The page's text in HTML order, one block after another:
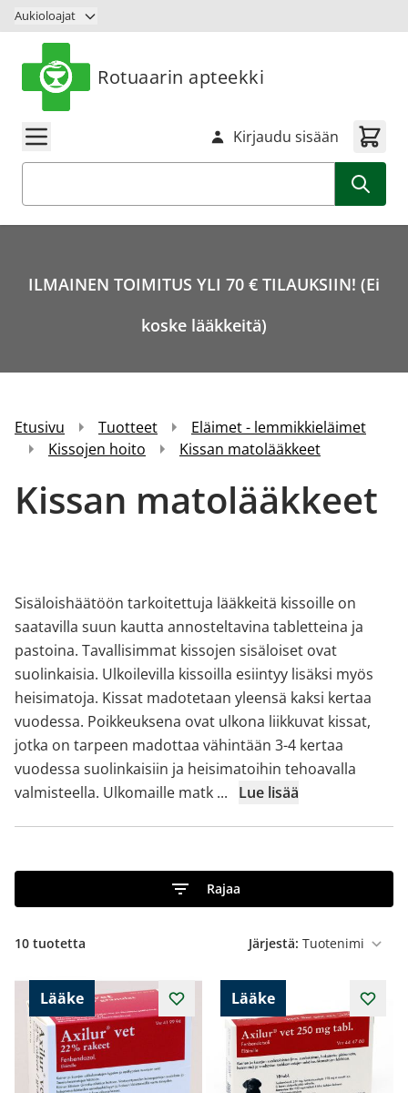
Siirry sisältöön
Aukioloajat
Rotuaarin apteekki
Kirjaudu sisään
ILMAINEN TOIMITUS YLI 70 € TILAUKSIIN! (Ei
koske lääkkeitä)
Etusivu Tuotteet
Eläimet - lemmikkieläimet
Kissojen hoito
Kissan matolääkkeet
Kissan matolääkkeet
Sisäloishäätöön tarkoitettuja lääkkeitä kissoille on
saatavilla suun kautta annosteltavina tabletteina ja
pastoina. Tavallisimmat kissojen sisäloiset ovat
suolinkaisia. Ulkoilevilla kissoilla esiintyy lisäksi myös
heisimatoja. Kissat madotetaan yleensä kaksi kertaa
vuodessa. Poikkeuksena ovat ulkona liikkuvat kissat,
jotka on tarpeen madottaa vähintään 3-4 kertaa
vuodessa suolinkaisiin ja heisimatoihin tehoavalla
valmisteella. Ulkomaille matk ... Lue lisää
Rajaa
10 tuotetta Järjestä:
Lääke Lääke